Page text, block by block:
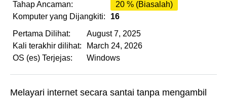
Tahap Ancaman:
20 % (Biasalah)
Komputer yang Dijangkiti:
16
Pertama Dilihat:
August 7, 2025
Kali terakhir dilihat:
March 24, 2026
OS (es) Terjejas:
Windows
Melayari internet secara santai tanpa mengambil